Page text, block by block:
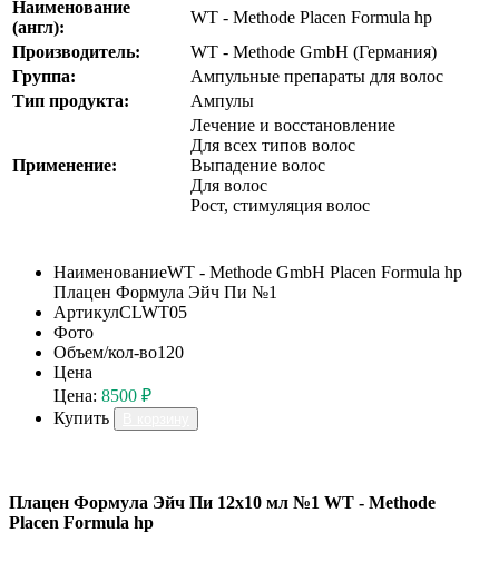
Наименование
(англ):
WT - Methode Placen Formula hp
Производитель:
WT - Methode GmbH (Германия)
Группа:
Ампульные препараты для волос
Тип продукта:
Ампулы
Применение:
Лечение и восстановление
Для всех типов волос
Выпадение волос
Для волос
Рост, стимуляция волос
НаименованиеWT - Methode GmbH Placen Formula hp
Плацен Формула Эйч Пи №1
АртикулCLWT05
Фото
Объем/кол-во120
Цена
Цена: 8500 ₽
Купить
Плацен Формула Эйч Пи 12х10 мл №1 WT - Methode
Placen Formula hp